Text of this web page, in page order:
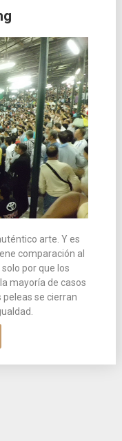
arte. Y es
comparación al
por que los
mayoría de casos
peleas se cierran